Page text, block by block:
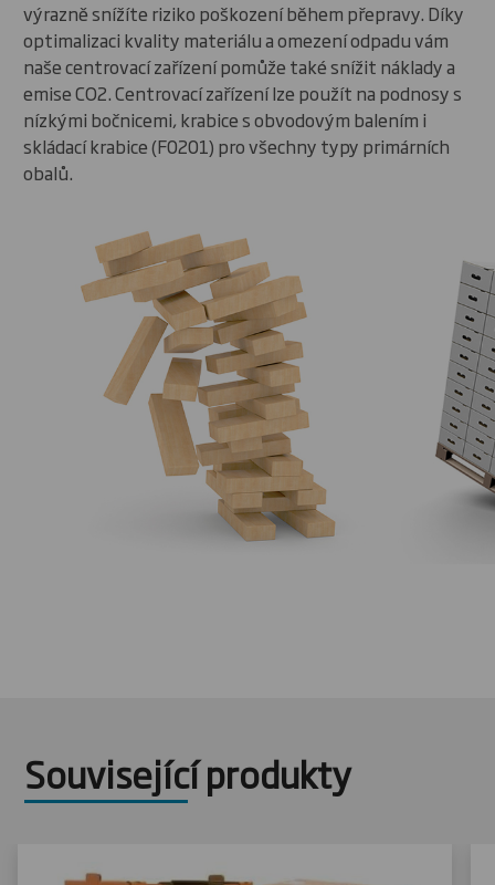
výrazně snížíte riziko poškození během přepravy. Díky
optimalizaci kvality materiálu a omezení odpadu vám
naše centrovací zařízení pomůže také snížit náklady a
emise CO2. Centrovací zařízení lze použít na podnosy s
nízkými bočnicemi, krabice s obvodovým balením i
skládací krabice (F0201) pro všechny typy primárních
obalů.
Související produkty